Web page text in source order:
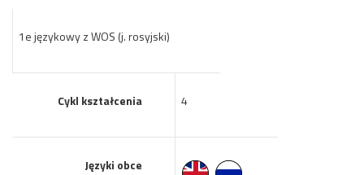
1e językowy z WOS (j. rosyjski)
Cykl kształcenia 4
Języki obce